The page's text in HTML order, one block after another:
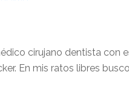
cirujano dentista con
En mis ratos libres